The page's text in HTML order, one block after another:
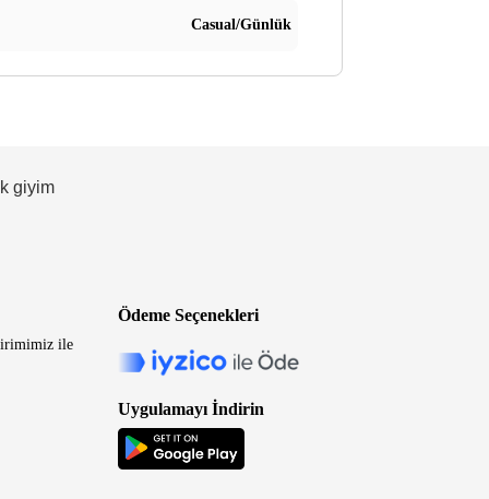
Casual/Günlük
giyim
ile
Ödeme Seçenekleri
Uygulamayı İndirin